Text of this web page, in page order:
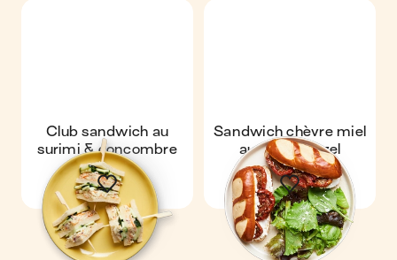
Club sandwich au
surimi & concombre
Sandwich chèvre miel
au pain bretzel